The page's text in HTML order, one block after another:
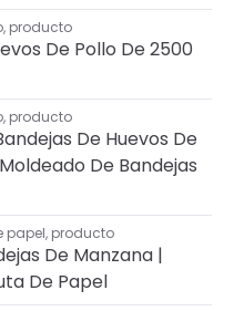
, producto
De Pollo De 2500
, producto
De Huevos De
De Bandejas
papel, producto
De Manzana |
De Papel